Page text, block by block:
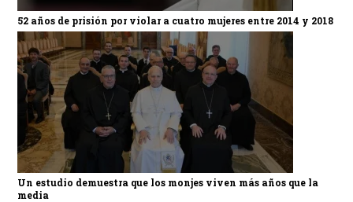
52 años de prisión por violar a cuatro mujeres entre 2014 y 2018
Un estudio demuestra que los monjes viven más años que la
media